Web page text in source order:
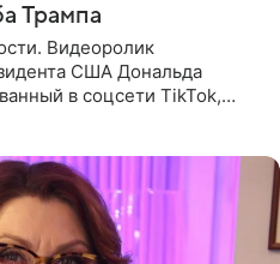
Трампа
Видеоролик
США Дональда
в соцсети TikTok,